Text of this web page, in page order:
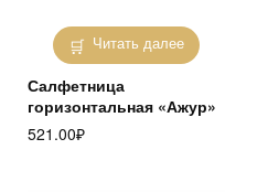
Читать далее
Салфетница
горизонтальная «Ажур»
521.00₽